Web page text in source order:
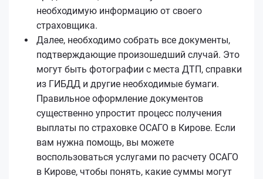
необходимую информацию от своего
страховщика.
Далее, необходимо собрать все документы,
подтверждающие произошедший случай. Это
могут быть фотографии с места ДТП, справки
из ГИБДД и другие необходимые бумаги.
Правильное оформление документов
существенно упростит процесс получения
выплаты по страховке ОСАГО в Кирове. Если
вам нужна помощь, вы можете
воспользоваться услугами по расчету ОСАГО
в Кирове, чтобы понять, какие суммы могут